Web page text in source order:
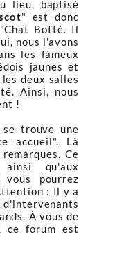
lieu, baptisé
" est donc
Botté. Il
nous l'avons
les fameux
jaunes et
deux salles
Ainsi, nous
!
trouve une
accueil". Là
Ce
qu'aux
pourrez
: Il y a
d'intervenants
À vous de
ce forum est